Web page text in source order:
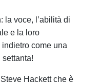
la voce, l’abilità di
e la loro
come una
Hackett che è